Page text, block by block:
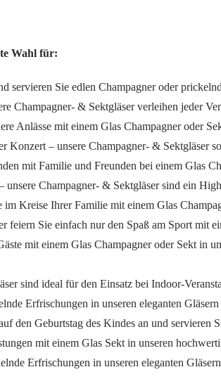
Wahl für:
servieren Sie edlen Champagner oder
Champagner- & Sektgläser verleihen jeder
Anlässe mit einem Glas Champagner oder
Konzert – unsere Champagner- & Sektgläser
mit Familie und Freunden bei einem Glas
unsere Champagner- & Sektgläser sind ein
im Kreise Ihrer Familie mit einem Glas
feiern Sie einfach nur den Spaß am Sport mit
mit einem Glas Champagner oder Sekt in
sind ideal für den Einsatz bei Indoor-
Erfrischungen in unseren eleganten
den Geburtstag des Kindes an und servieren
mit einem Glas Sekt in unseren
Erfrischungen in unseren eleganten